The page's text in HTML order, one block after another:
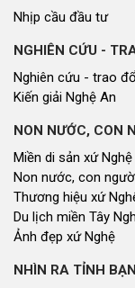
Nhịp cầu đầu tư
NGHIÊN CỨU -
Nghiên cứu - trao
Kiến giải Nghệ An
NON NƯỚC, CON
Miền di sản xứ Nghệ
Non nước, con
Thương hiệu xứ
Du lịch miền Tây
Ảnh đẹp xứ Nghệ
NHÌN RA TỈNH